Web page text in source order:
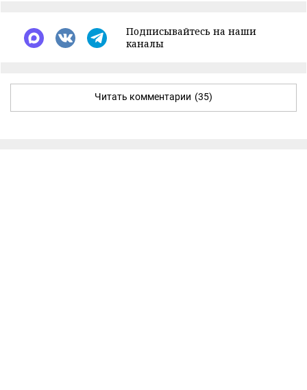
Подписывайтесь на наши
каналы
Читать комментарии (35)